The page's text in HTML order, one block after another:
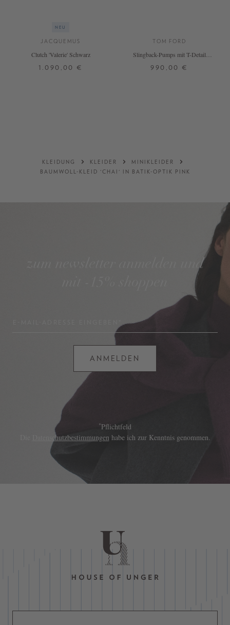
NEU
JACQUEMUS
Clutch 'Valerie' Schwarz
1.090,00 €
TOM FORD
Slingback-Pumps mit T-Detail
990,00 €
KLEIDUNG KLEIDER
MINIKLEIDER
BAUMWOLL-KLEID 'CHAI' IN BATIK-OPTIK PINK
zum newsletter anmelden und
ANMELDEN
*Pflichtfeld
Datenschutzbestimmungen habe ich zur Kenntnis genommen.